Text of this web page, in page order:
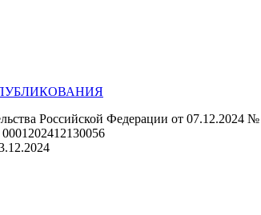
Российской Федерации от 07.12.2024
0001202412130056